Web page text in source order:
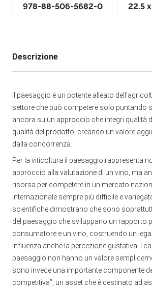
978-88-506-5682-0 22.5
Descrizione
Il paesaggio è un potente alleato
settore che può competere solo puntando
ancora su un approccio che integri qualità
qualità del prodotto, creando un valore
dalla concorrenza.
Per la viticoltura il paesaggio rappresenta
approccio alla valutazione di un vino, ma
risorsa per competere in un mercato
internazionale sempre più difficile e
scientifiche dimostrano che sono
del paesaggio che sviluppano un rapporto
consumatore e un vino, costruendo un
influenza anche la percezione gustativa. I
paesaggio non hanno un valore
sono invece una importante componente
competitiva”, un asset che è destinato ad